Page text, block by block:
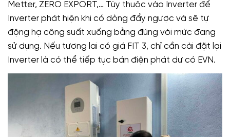
Metter, ZERO EXPORT,… Tùy thuộc vào Inverter để
Inverter phát hiện khi có dòng đẩy ngược và sẽ tự
động hạ công suất xuống bằng đúng với mức đang
sử dụng. Nếu tương lai có giá FIT 3, chỉ cần cài đặt lại
Inverter là có thể tiếp tục bán điện phát dư có EVN.